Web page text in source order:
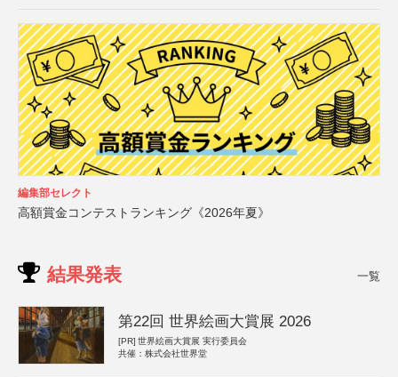
編集部セレクト
高額賞金コンテストランキング《2026年夏》
結果発表 一覧
第22回 世界絵画大賞展 2026
[PR] 世界絵画大賞展 実行委員会
共催：株式会社世界堂